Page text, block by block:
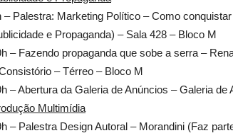
– Palestra: Marketing Político – Como
e Propaganda) – Sala 428 – Bloco M
– Fazendo propaganda que sobe a serra –
– Térreo – Bloco M
– Abertura da Galeria de Anúncios – Galeria de
Multimídia
– Palestra Design Autoral – Morandini (Faz